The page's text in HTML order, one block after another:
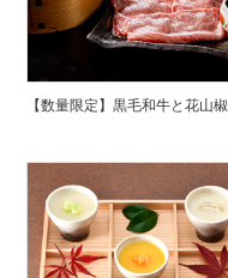
【数量限定】黒毛和牛と花山